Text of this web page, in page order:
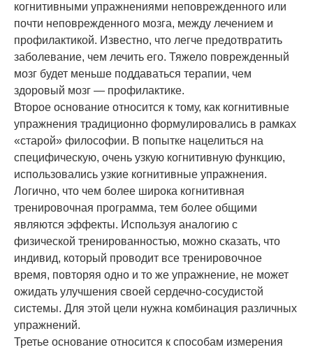
когнитивными упражнениями неповрежденного или
почти неповрежденного мозга, между лечением и
профилактикой. Известно, что легче предотвратить
заболевание, чем лечить его. Тяжело поврежденный
мозг будет меньше поддаваться терапии, чем
здоровый мозг — профилактике.
Второе основание относится к тому, как когнитивные
упражнения традиционно формулировались в рамках
«старой» философии. В попытке нацелиться на
специфическую, очень узкую когнитивную функцию,
использовались узкие когнитивные упражнения.
Логично, что чем более широка когнитивная
тренировочная программа, тем более общими
являются эффекты. Используя аналогию с
физической тренированностью, можно сказать, что
индивид, который проводит все тренировочное
время, повторяя одно и то же упражнение, не может
ожидать улучшения своей сердечно-сосудистой
системы. Для этой цели нужна комбинация различных
упражнений.
Третье основание относится к способам измерения